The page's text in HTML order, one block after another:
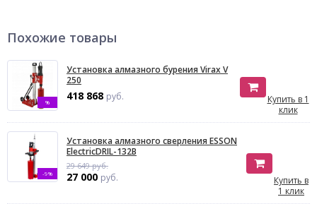
Похожие товары
%
Установка алмазного бурения Virax V
250
418 868 руб.
Купить в 1
клик
-9%
Установка алмазного сверления ESSON
ElectricDRIL-132В
29 649 руб.
27 000 руб.
Купить в
1 клик